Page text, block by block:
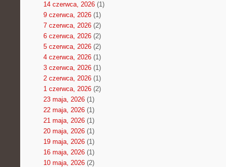
14 czerwca, 2026(1)
9 czerwca, 2026(1)
7 czerwca, 2026(2)
6 czerwca, 2026(2)
5 czerwca, 2026(2)
4 czerwca, 2026(1)
3 czerwca, 2026(1)
2 czerwca, 2026(1)
1 czerwca, 2026(2)
23 maja, 2026(1)
22 maja, 2026(1)
21 maja, 2026(1)
20 maja, 2026(1)
19 maja, 2026(1)
16 maja, 2026(1)
10 maja, 2026(2)